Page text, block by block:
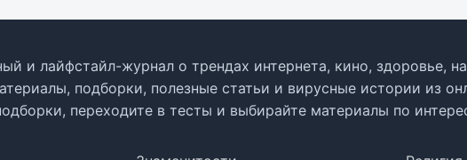
и лайфстайл-журнал о трендах интернета, кино, здоровье,
подборки, полезные статьи и вирусные истории из
переходите в тесты и выбирайте материалы по